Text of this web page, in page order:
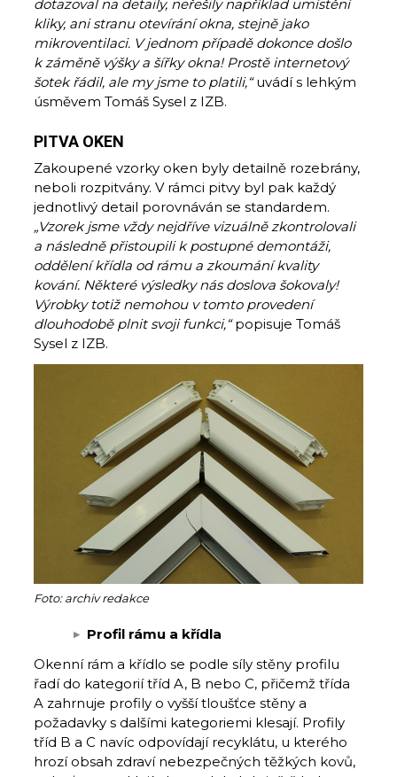
dotazoval na detaily, neřešily například umístění
kliky, ani stranu otevírání okna, stejně jako
mikroventilaci. V jednom případě dokonce došlo
k záměně výšky a šířky okna! Prostě internetový
šotek řádil, ale my jsme to platili,“uvádí s lehkým
úsměvem Tomáš Sysel z IZB.
PITVA OKEN
Zakoupené vzorky oken byly detailně rozebrány,
neboli rozpitvány. V rámci pitvy byl pak každý
jednotlivý detail porovnáván se standardem.
„Vzorek jsme vždy nejdříve vizuálně zkontrolovali
a následně přistoupili k postupné demontáži,
oddělení křídla od rámu a zkoumání kvality
kování. Některé výsledky nás doslova šokovaly!
Výrobky totiž nemohou v tomto provedení
dlouhodobě plnit svoji funkci,“popisuje Tomáš
Sysel z IZB.
Foto: archiv redakce
Profil rámu a křídla
Okenní rám a křídlo se podle síly stěny profilu
řadí do kategorií tříd A, B nebo C, přičemž třída
A zahrnuje profily o vyšší tloušťce stěny a
požadavky s dalšími kategoriemi klesají. Profily
tříd B a C navíc odpovídají recyklátu, u kterého
hrozí obsah zdraví nebezpečných těžkých kovů,